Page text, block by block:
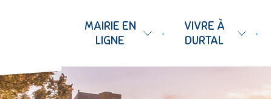
MAIRIE EN
LIGNE
•
VIVRE À
DURTAL
•